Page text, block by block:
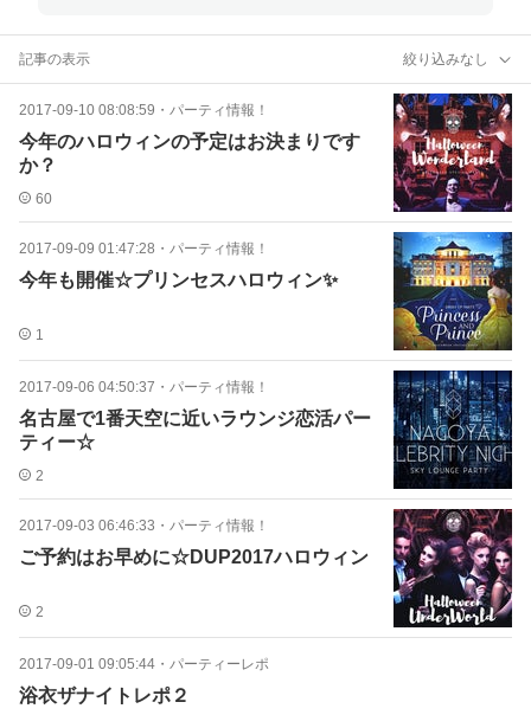
記事の表示 絞り込みなし
2017-09-10 08:08:59 ・ パーティ情報！
今年のハロウィンの予定はお決まりです
か？
60
2017-09-09 01:47:28 ・ パーティ情報！
今年も開催☆プリンセスハロウィン✨
1
2017-09-06 04:50:37 ・ パーティ情報！
名古屋で1番天空に近いラウンジ恋活パー
ティー☆
2
2017-09-03 06:46:33 ・ パーティ情報！
ご予約はお早めに☆DUP2017ハロウィン
2
2017-09-01 09:05:44 ・ パーティーレポ
浴衣ザナイトレポ２